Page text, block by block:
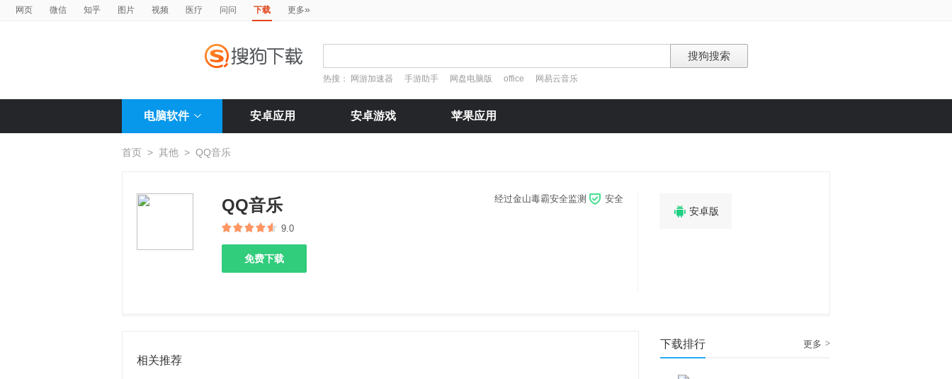
网页 微信 知乎 图片 视频 医疗 问问 下载 更多»
热搜： 网游加速器 手游助手 网盘电脑版 office 网易云音乐
电脑软件 安卓应用 安卓游戏 苹果应用
首页 > 其他 > QQ音乐
 安卓版
QQ音乐
9.0
免费下载
经过金山毒霸安全监测 安全
相关推荐
下载排行 更多 >